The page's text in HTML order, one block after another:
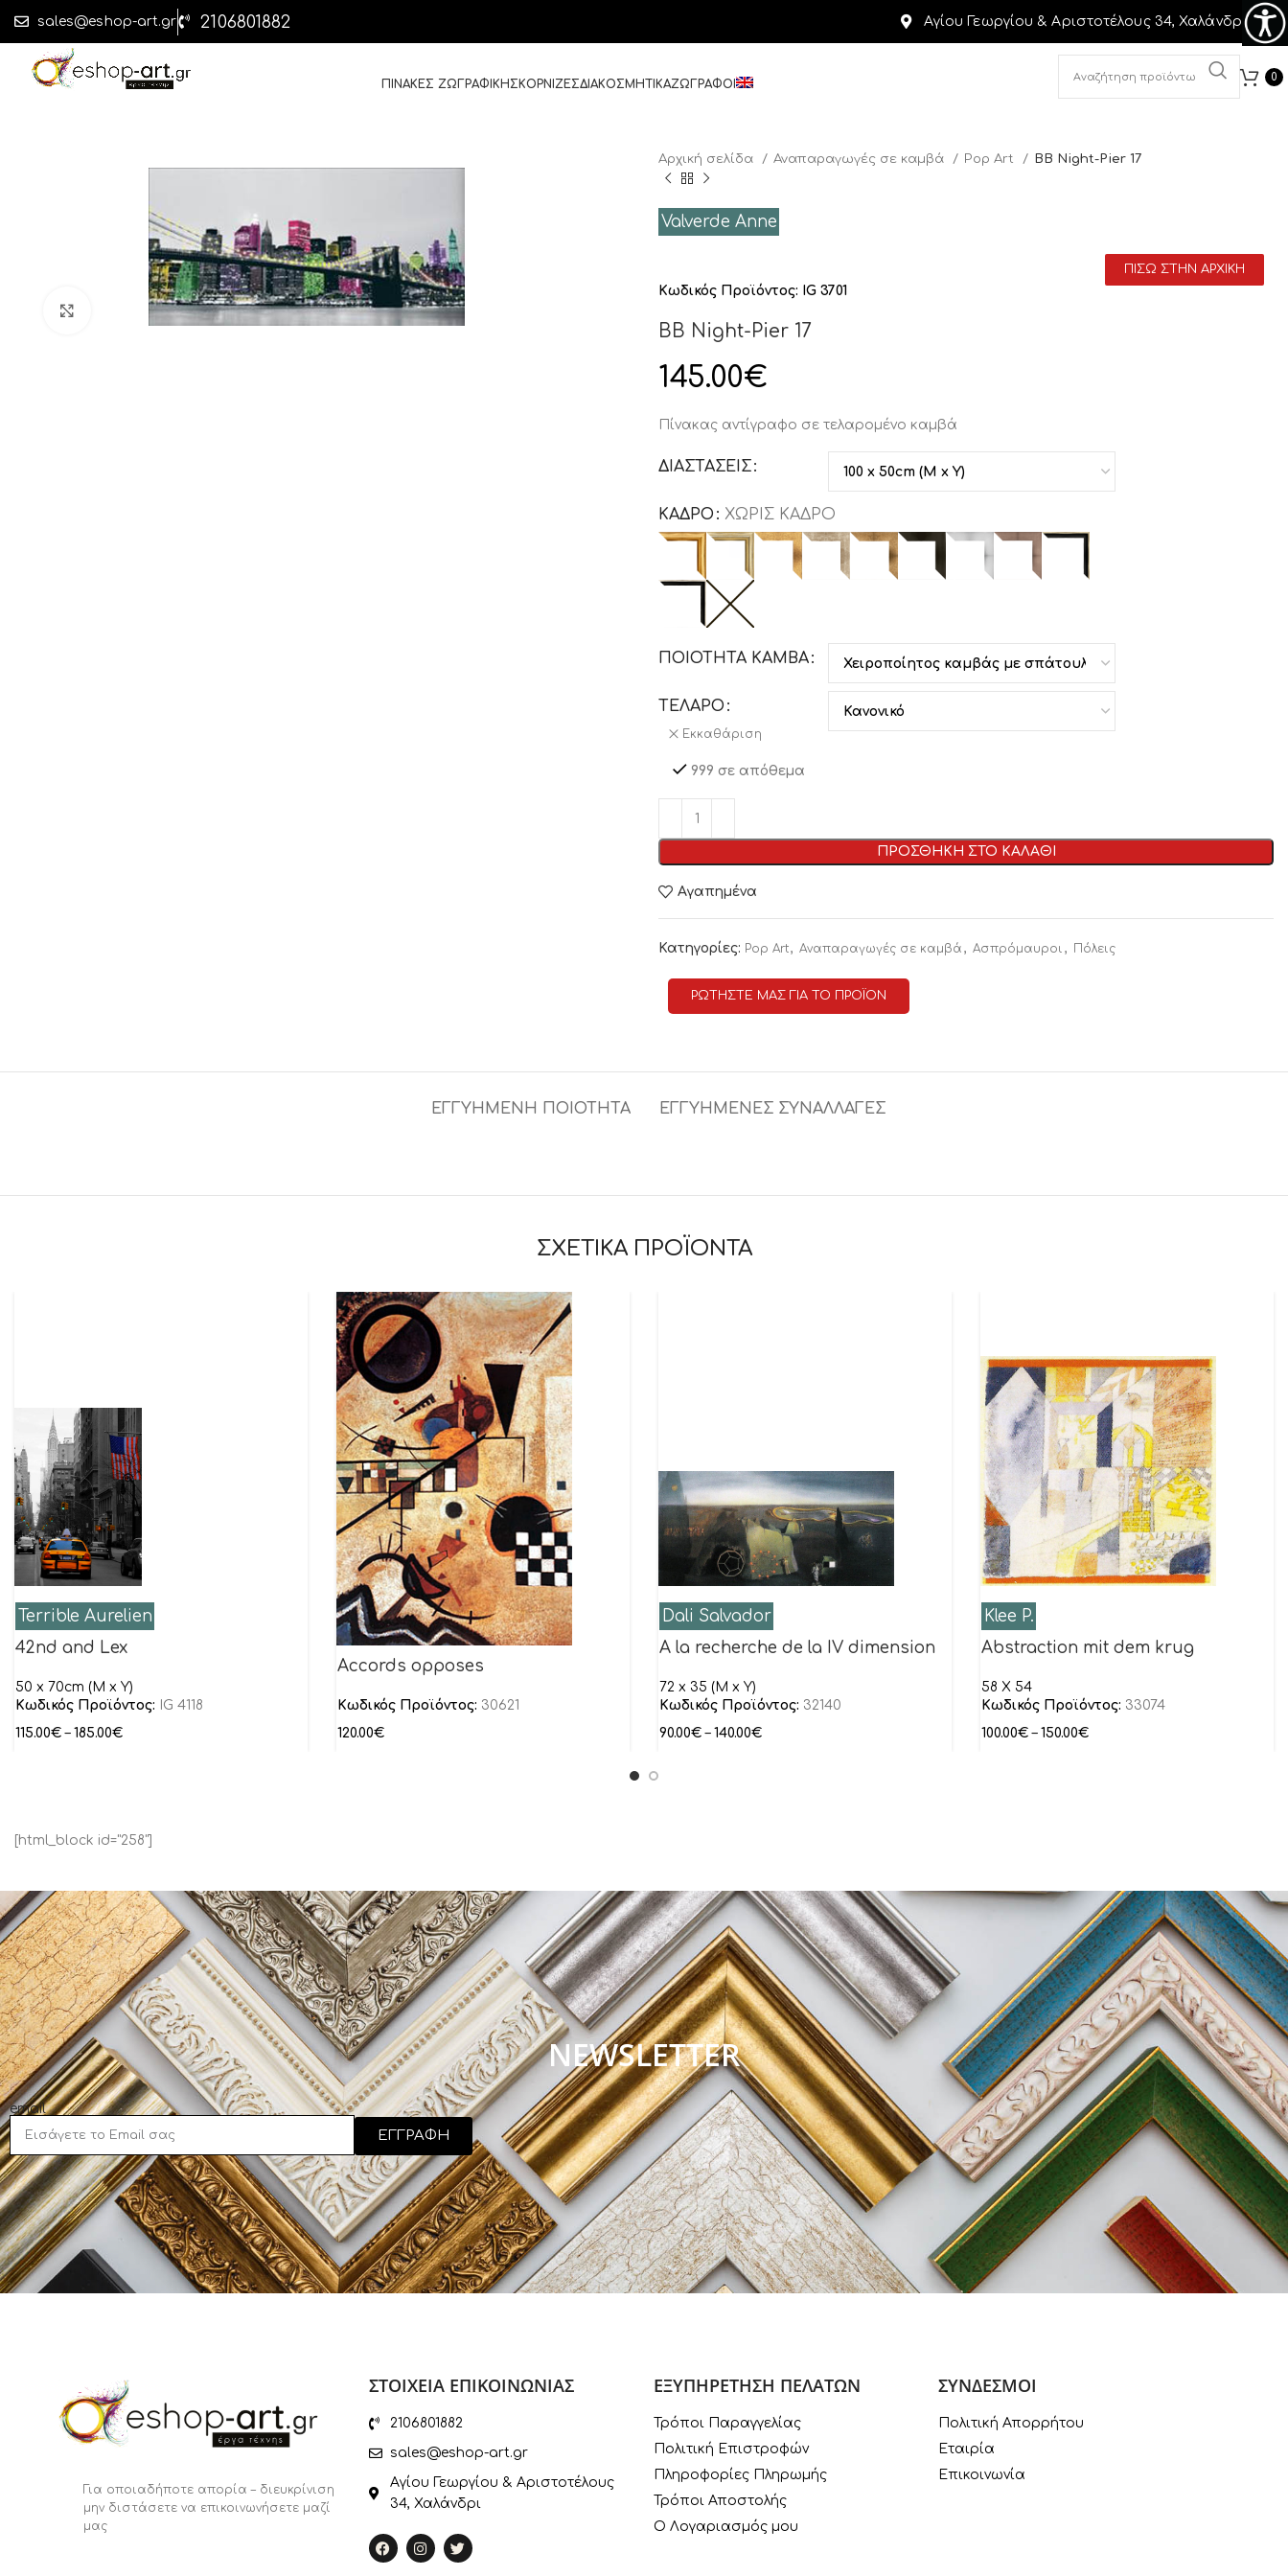
sales@eshop-art.gr 2106801882 Αγίου Γεωργίου & Αριστοτέλους 34, Χαλάνδρι
ΠΙΝΑΚΕΣ ΖΩΓΡΑΦΙΚΗΣΚΟΡΝΙΖΕΣΔΙΑΚΟΣΜΗΤΙΚΑΖΩΓΡΑΦΟΙ
0
Click to enlarge
Αρχική σελίδα Αναπαραγωγές σε καμβά Pop Art BB Night-Pier 17
Valverde Anne
ΠΙΣΩ ΣΤΗΝ ΑΡΧΙΚΗ
Κωδικός Προϊόντος: IG 3701
BB Night-Pier 17
145.00€
Πίνακας αντίγραφο σε τελαρομένο καμβά
ΔΙΑΣΤΑΣΕΙΣ
ΚΑΔΡΟ ΧΩΡΙΣ ΚΑΔΡΟ
ΠΟΙΟΤΗΤΑ ΚΑΜΒΑ
ΤΕΛΑΡΟ
Εκκαθάριση
999 σε απόθεμα
ΠΡΟΣΘΗΚΗ ΣΤΟ ΚΑΛΑΘΙ
Αγαπημένα
Κατηγορίες: Pop Art, Αναπαραγωγές σε καμβά , Ασπρόμαυροι , Πόλεις
ΡΩΤΗΣΤΕ ΜΑΣ ΓΙΑ ΤΟ ΠΡΟΪΟΝ
ΕΓΓΥΗΜΕΝΗ ΠΟΙΟΤΗΤΑ ΕΓΓΥΗΜΕΝΕΣ ΣΥΝΑΛΛΑΓΕΣ
ΣΧΕΤΙΚΑ ΠΡΟΪΟΝΤΑ
Terrible Aurelien
42nd and Lex
50 x 70cm (M x Y)
Κωδικός Προϊόντος:
IG 4118
115.00€ – 185.00€
Accords opposes
Κωδικός Προϊόντος: 30621
120.00€
Dali Salvador
A la recherche de la IV dimension
72 x 35 (M x Y)
Κωδικός Προϊόντος: 32140
90.00€ – 140.00€
Klee P.
Abstraction mit dem krug
58 X 54
Κωδικός Προϊόντος: 33074
100.00€ – 150.00€
[html_block id="258"]
NEWSLETTER
email
ΕΓΓΡΑΦΗ
Για οποιαδήποτε απορία – διευκρίνιση
μην διστάσετε να επικοινωνήσετε μαζί
μας
ΣΤΟΙΧΕΙΑ ΕΠΙΚΟΙΝΩΝΙΑΣ
2106801882
sales@eshop-art.gr
Αγίου Γεωργίου & Αριστοτέλους
34, Χαλάνδρι
ΕΞΥΠΗΡΕΤΗΣΗ ΠΕΛΑΤΩΝ
Τρόποι Παραγγελίας
Πολιτική Επιστροφών
Πληροφορίες Πληρωμής
Τρόποι Αποστολής
Ο Λογαριασμός μου
ΣΥΝΔΕΣΜΟΙ
Πολιτική Απορρήτου
Εταιρία
Επικοινωνία